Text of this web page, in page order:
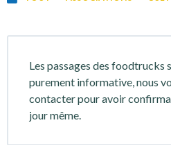
Les passages des foodtrucks
purement informative, nous
contacter pour avoir
jour même.